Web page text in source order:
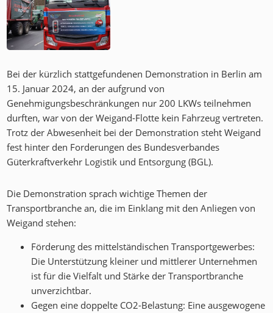
Bei der kürzlich stattgefundenen Demonstration in Berlin am
15. Januar 2024, an der aufgrund von
Genehmigungsbeschränkungen nur 200 LKWs teilnehmen
durften, war von der Weigand-Flotte kein Fahrzeug vertreten.
Trotz der Abwesenheit bei der Demonstration steht Weigand
fest hinter den Forderungen des Bundesverbandes
Güterkraftverkehr Logistik und Entsorgung (BGL).
Die Demonstration sprach wichtige Themen der
Transportbranche an, die im Einklang mit den Anliegen von
Weigand stehen:
Förderung des mittelständischen Transportgewerbes:
Die Unterstützung kleiner und mittlerer Unternehmen
ist für die Vielfalt und Stärke der Transportbranche
unverzichtbar.
Gegen eine doppelte CO2-Belastung: Eine ausgewogene